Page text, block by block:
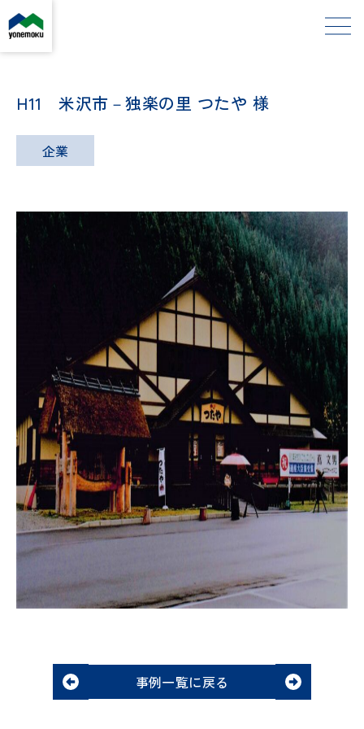
H11 米沢市－独楽の里 つたや 様
企業
事例一覧に戻る